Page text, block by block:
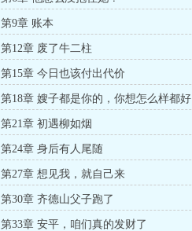
第9章 账本
第12章 废了牛二柱
第15章 今日也该付出代价
第18章 嫂子都是你的，你想怎么样都好
第21章 初遇柳如烟
第24章 身后有人尾随
第27章 想见我，就自己来
第30章 齐德山父子跑了
第33章 安平，咱们真的发财了